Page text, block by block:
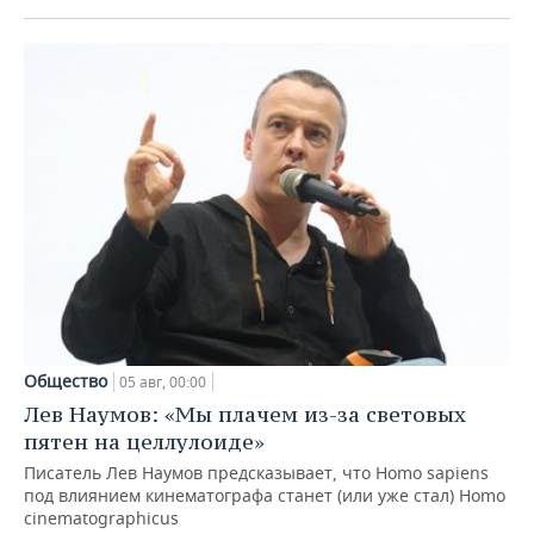
Общество 05 авг, 00:00
Лев Наумов: «Мы плачем из-за световых
пятен на целлулоиде»
Писатель Лев Наумов предсказывает, что Homo sapiens
под влиянием кинематографа станет (или уже стал) Homo
cinematographicus